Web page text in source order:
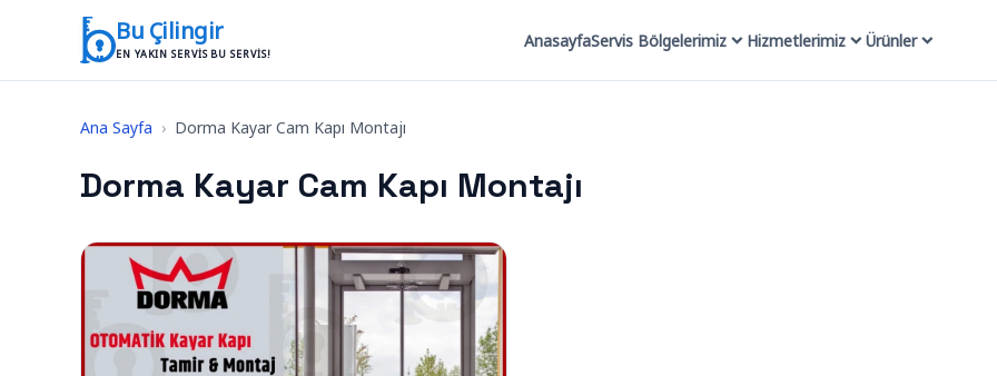
İçeriğe geç
Bu Çilingir
EN YAKIN SERVIS BU SERVIS!
AnasayfaServis Bölgelerimiz Hizmetlerimiz Ürünler
Ana Sayfa › Dorma Kayar Cam Kapı Montajı
Dorma Kayar Cam Kapı Montajı